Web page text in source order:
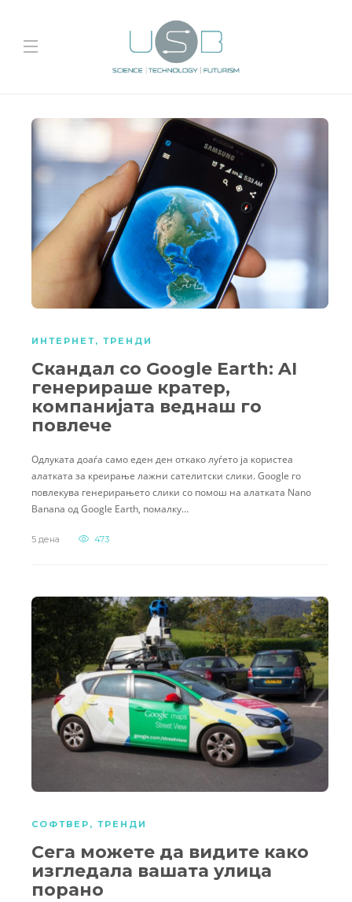
ИНТЕРНЕТ, ТРЕНДИ
Скандал со Google Earth: AI
генерираше кратер,
компанијата веднаш го
повлече
Одлуката доаѓа само еден ден откако луѓето ја користеа
алатката за креирање лажни сателитски слики. Google го
повлекува генерирањето слики со помош на алатката Nano
Banana од Google Earth, помалку…
5 дена 473
СОФТВЕР , ТРЕНДИ
Сега можете да видите како
изгледала вашата улица
порано